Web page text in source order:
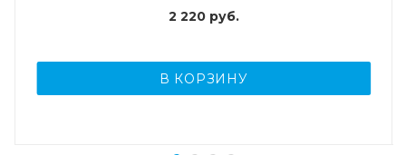
2 220руб.
В КОРЗИНУ